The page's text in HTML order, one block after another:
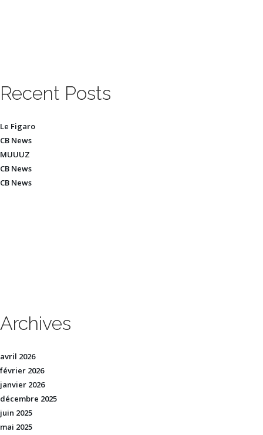
Recent Posts
Le Figaro
CB News
MUUUZ
CB News
CB News
Archives
avril 2026
février 2026
janvier 2026
décembre 2025
juin 2025
mai 2025